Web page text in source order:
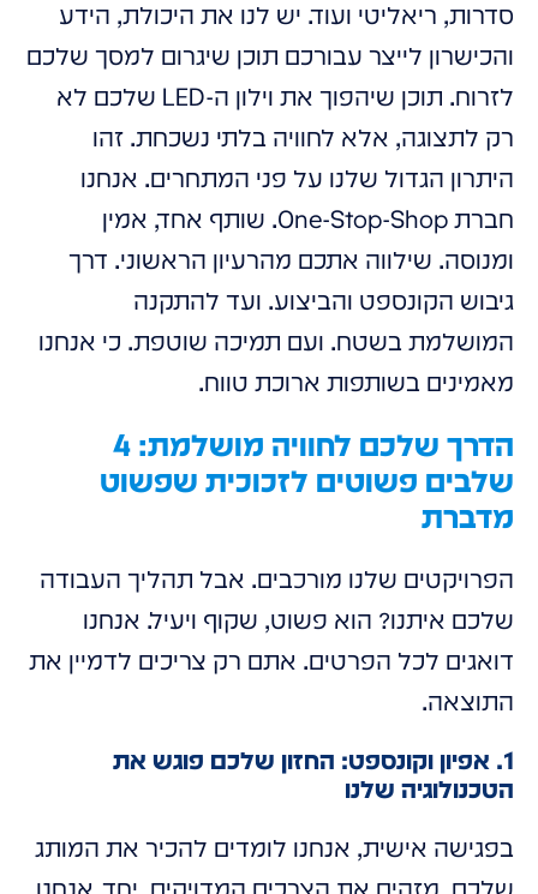
סדרות, ריאליטי ועוד. יש לנו את היכולת, הידע
והכישרון לייצר עבורכם תוכן שיגרום למסך שלכם
לזרוח. תוכן שיהפוך את וילון ה-LED שלכם לא
רק לתצוגה, אלא לחוויה בלתי נשכחת. זהו
היתרון הגדול שלנו על פני המתחרים. אנחנו
חברת One-Stop-Shop. שותף אחד, אמין
ומנוסה. שילווה אתכם מהרעיון הראשוני. דרך
גיבוש הקונספט והביצוע. ועד להתקנה
המושלמת בשטח. ועם תמיכה שוטפת. כי אנחנו
מאמינים בשותפות ארוכת טווח.
הדרך שלכם לחוויה מושלמת: 4
שלבים פשוטים לזכוכית שפשוט
מדברת
הפרויקטים שלנו מורכבים. אבל תהליך העבודה
שלכם איתנו? הוא פשוט, שקוף ויעיל. אנחנו
דואגים לכל הפרטים. אתם רק צריכים לדמיין את
התוצאה.
1. אפיון וקונספט: החזון שלכם פוגש את
הטכנולוגיה שלנו
בפגישה אישית, אנחנו לומדים להכיר את המותג